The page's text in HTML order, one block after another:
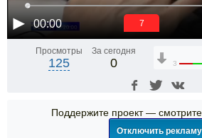
00:00 6
Просмотры
125
За сегодня
0 3
Поддержите проект —
Отключить рекламу